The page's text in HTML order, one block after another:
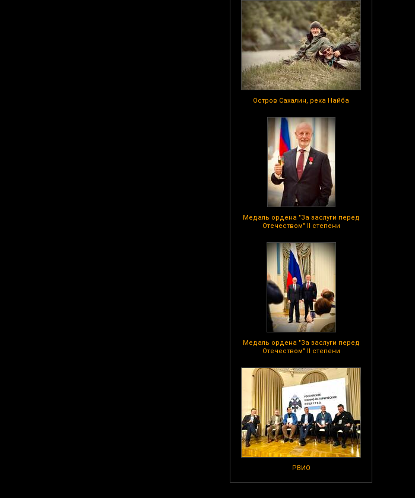
Остров Сахалин, река Найба
Медаль ордена "За заслуги перед
Отечеством" II степени
Медаль ордена "За заслуги перед
Отечеством" II степени
РВИО